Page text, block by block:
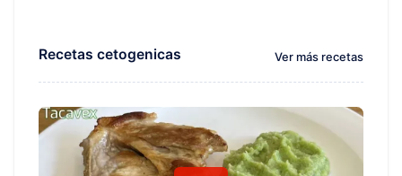
Recetas cetogenicas Ver más recetas